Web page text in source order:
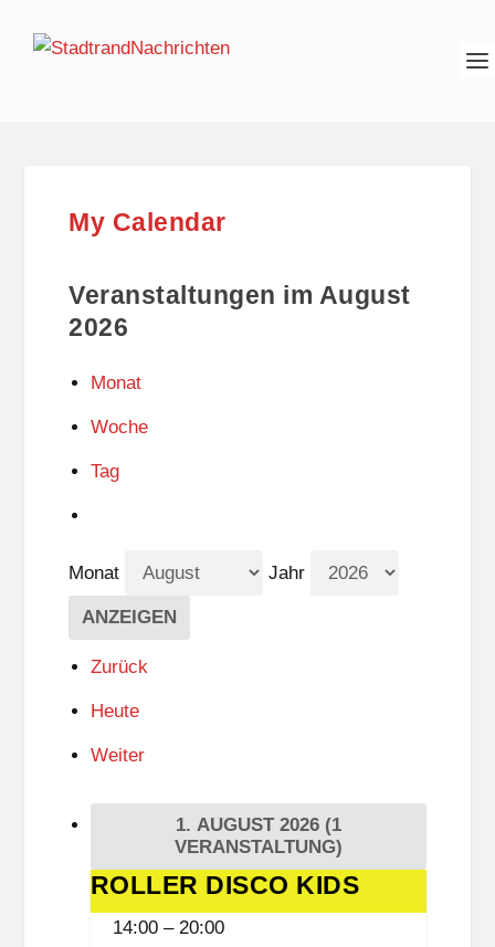
My Calendar
Veranstaltungen im August
2026
Monat
Woche
Tag
Monat Jahr
Zurück
Heute
Weiter
1. AUGUST 2026 (1
VERANSTALTUNG)
ROLLER
DISCO
ROLLER DISCO KIDS
14:00 – 20:00